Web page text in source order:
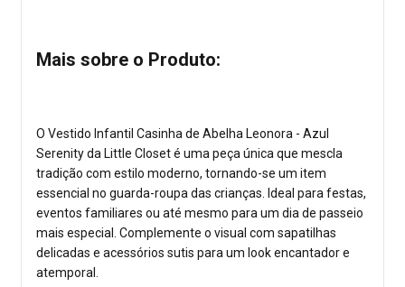
Mais sobre o Produto:
O Vestido Infantil Casinha de Abelha Leonora - Azul
Serenity da Little Closet é uma peça única que mescla
tradição com estilo moderno, tornando-se um item
essencial no guarda-roupa das crianças. Ideal para festas,
eventos familiares ou até mesmo para um dia de passeio
mais especial. Complemente o visual com sapatilhas
delicadas e acessórios sutis para um look encantador e
atemporal.